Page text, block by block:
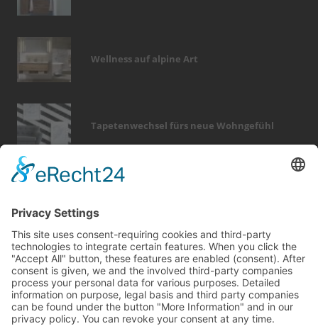
Wellness auf alpine Art
Tapetenwechsel fürs neue Wohngefühl
wärme möbel hausbau
förderung
finanzierung
heizung photovoltaik
sicherheit
fußboden
fenster outdoor fliesen
dämmung
smart home
keller beratung küche zaun